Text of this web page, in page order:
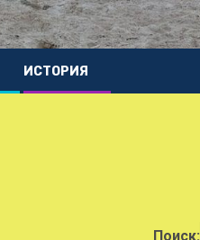
ИСТОРИЯ
Поиск: